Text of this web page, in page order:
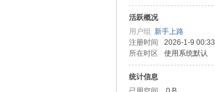
活跃概况
用户组 新手上路
注册时间
2026-1-9 00:33
所在时区
使用系统默认
统计信息